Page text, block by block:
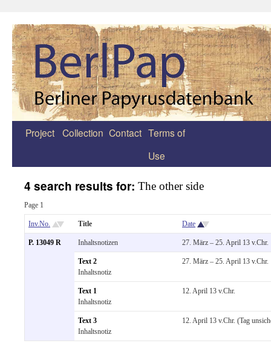
Zum
Project Collection Contact Terms of
Use
4 search results for: The other side
Page 1
Inv.No. Title Date
P. 13049 R Inhaltsnotizen 27. März – 25. April 13 v.Chr.
Text 2
Inhaltsnotiz
27. März – 25. April 13 v.Chr.
Text 1
Inhaltsnotiz
12. April 13 v.Chr.
Text 3
Inhaltsnotiz
12. April 13 v.Chr. (Tag